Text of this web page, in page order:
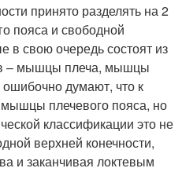
принято разделять на 2
пояса и свободной
в свою очередь состоят из
– мышцы плеча, мышцы
думают, что к
плечевого пояса, но
классификации это не
верхней конечности,
и заканчивая локтевым